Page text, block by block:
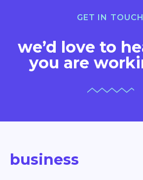
GET IN TOUCH
we’d love to
you are
business